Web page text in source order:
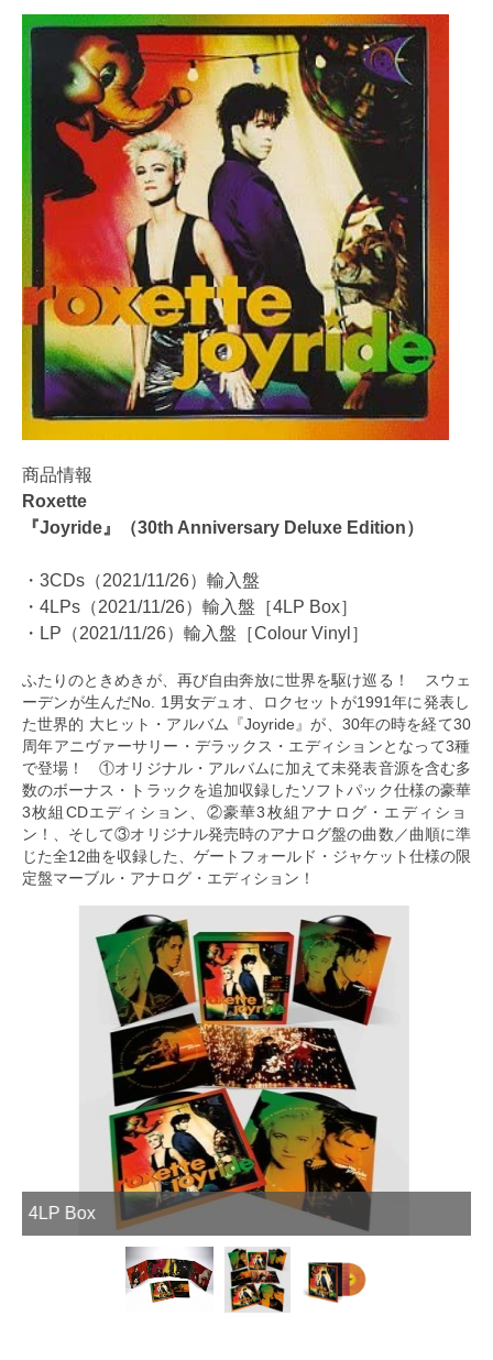
商品情報
Roxette
『Joyride』（30th Anniversary Deluxe Edition）
・3CDs（2021/11/26）輸入盤
・4LPs（2021/11/26）輸入盤［4LP Box］
・LP（2021/11/26）輸入盤［Colour Vinyl］
ふたりのときめきが、再び自由奔放に世界を駆け巡る！ スウェ
ーデンが生んだNo. 1男女デュオ、ロクセットが1991年に発表し
た世界的 大ヒット・アルバム『Joyride』が、30年の時を経て30
周年アニヴァーサリー・デラックス・エディションとなって3種
で登場！ ①オリジナル・アルバムに加えて未発表音源を含む多
数のボーナス・トラックを追加収録したソフトパック仕様の豪華
3枚組CDエディション、②豪華3枚組アナログ・エディショ
ン！、そして③オリジナル発売時のアナログ盤の曲数／曲順に準
じた全12曲を収録した、ゲートフォールド・ジャケット仕様の限
定盤マーブル・アナログ・エディション！
Colour Vinyl